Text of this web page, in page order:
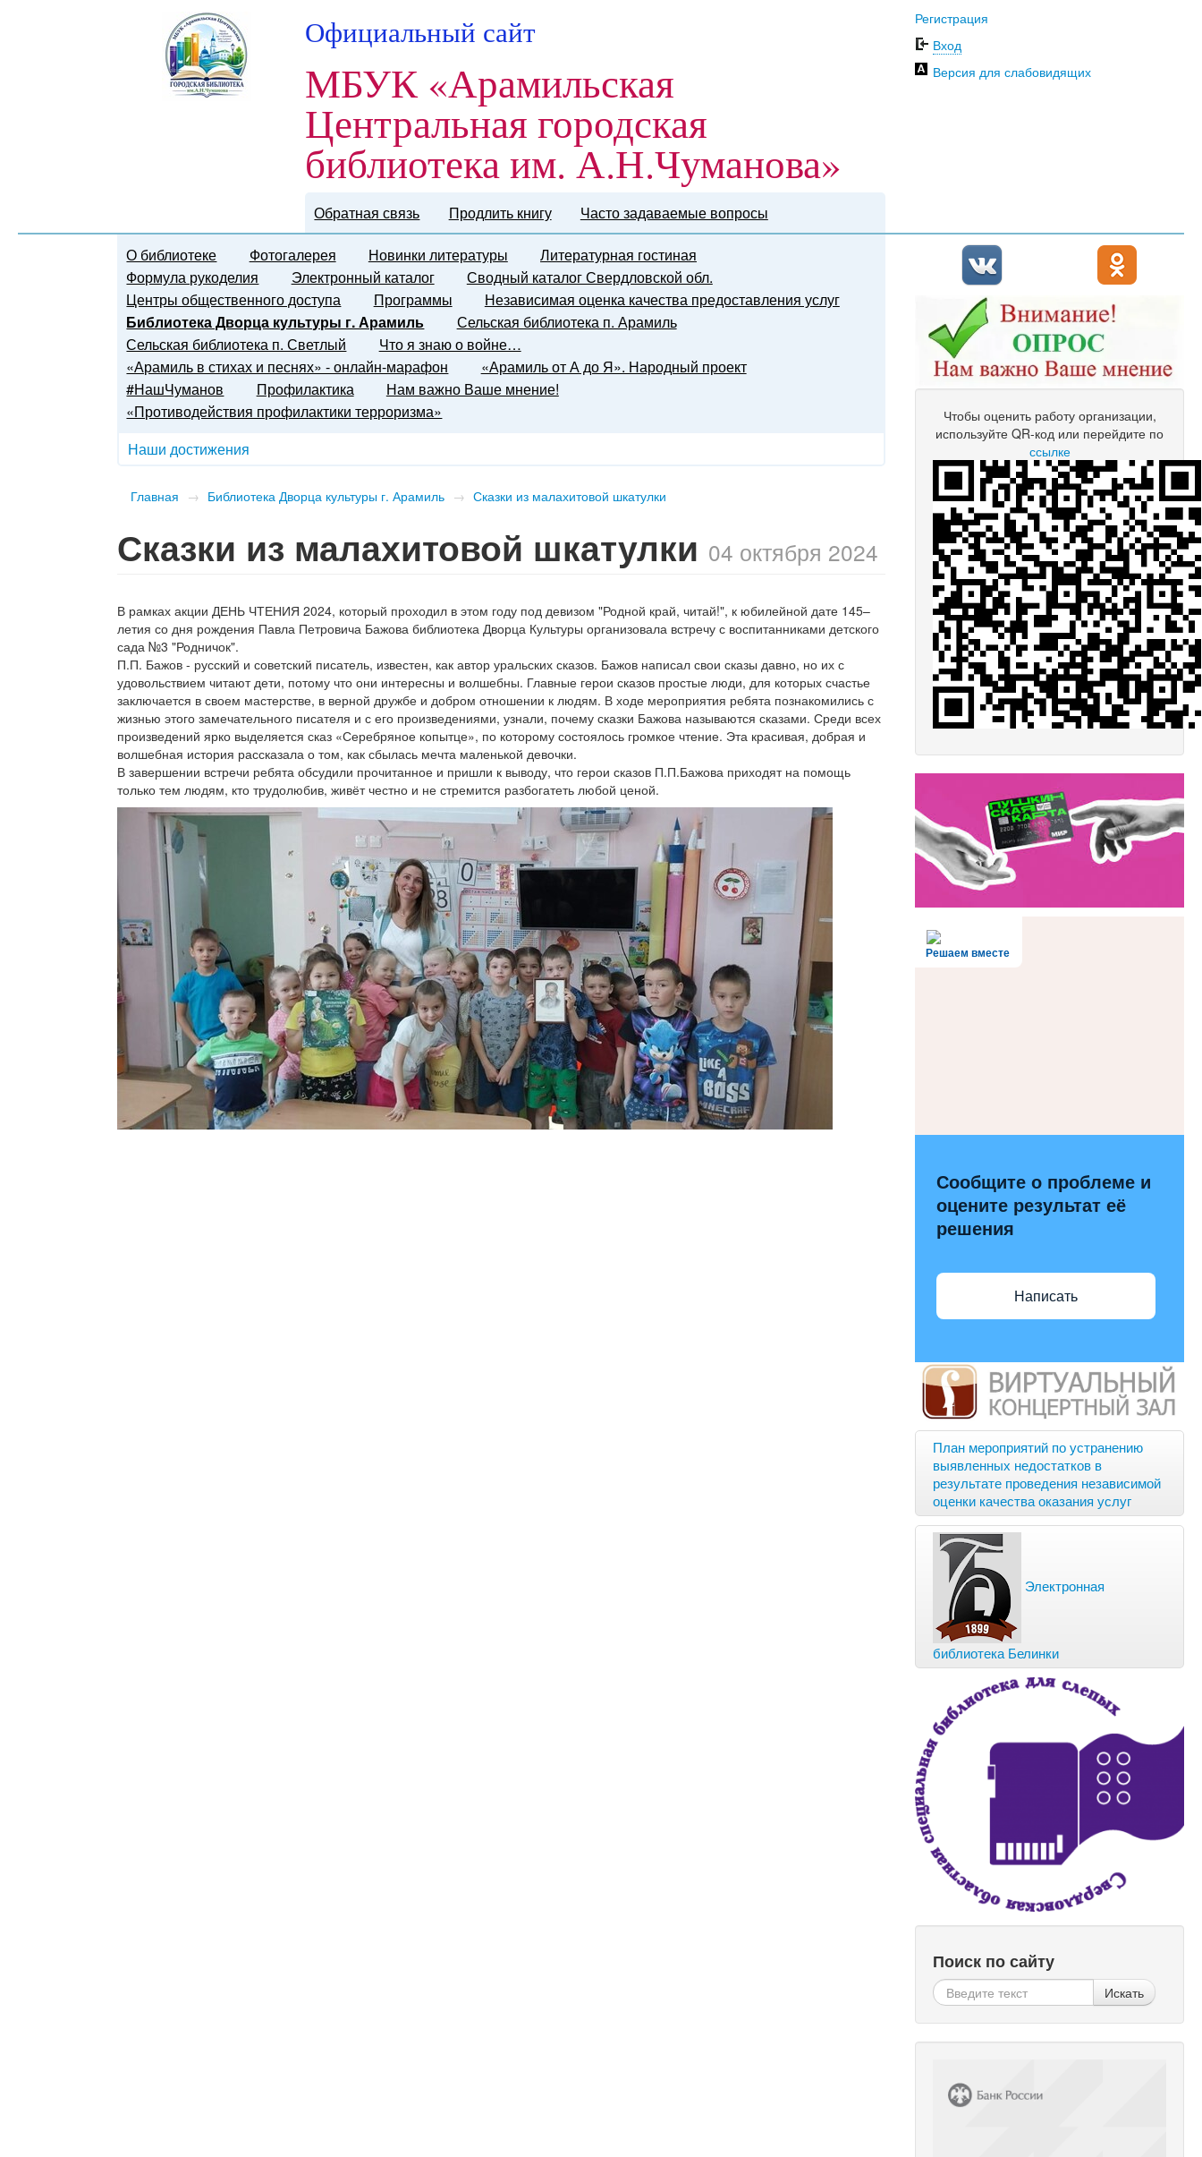
Официальный сайт
МБУК «Арамильская
Центральная городская
библиотека им. А.Н.Чуманова»
Обратная связь Продлить книгу Часто задаваемые вопросы
Регистрация
Вход
Версия для слабовидящих
О библиотеке Фотогалерея Новинки литературы
Литературная гостиная
Формула рукоделия
Электронный каталог
Сводный каталог Свердловской обл.
Центры общественного доступа
Программы
Независимая оценка качества предоставления услуг
Библиотека Дворца культуры г. Арамиль
Сельская библиотека п. Арамиль
Сельская библиотека п. Светлый
Что я знаю о войне…
«Арамиль в стихах и песнях» - онлайн-марафон
«Арамиль от А до Я». Народный проект
#НашЧуманов
Профилактика
Нам важно Ваше мнение!
«Противодействия профилактики терроризма»
Наши достижения
Главная → Библиотека Дворца культуры г. Арамиль → Сказки из малахитовой шкатулки
Сказки из малахитовой шкатулки 04 октября 2024
В рамках акции ДЕНЬ ЧТЕНИЯ 2024, который проходил в этом году под девизом "Родной край, читай!", к юбилейной дате 145–
летия со дня рождения Павла Петровича Бажова библиотека Дворца Культуры организовала встречу с воспитанниками детского
сада №3 "Родничок".
П.П. Бажов - русский и советский писатель, известен, как автор уральских сказов. Бажов написал свои сказы давно, но их с
удовольствием читают дети, потому что они интересны и волшебны. Главные герои сказов простые люди, для которых счастье
заключается в своем мастерстве, в верной дружбе и добром отношении к людям. В ходе мероприятия ребята познакомились с
жизнью этого замечательного писателя и с его произведениями, узнали, почему сказки Бажова называются сказами. Среди всех
произведений ярко выделяется сказ «Серебряное копытце», по которому состоялось громкое чтение. Эта красивая, добрая и
волшебная история рассказала о том, как сбылась мечта маленькой девочки.
В завершении встречи ребята обсудили прочитанное и пришли к выводу, что герои сказов П.П.Бажова приходят на помощь
только тем людям, кто трудолюбив, живёт честно и не стремится разбогатеть любой ценой.
Чтобы оценить работу организации,
используйте QR-код или перейдите по
ссылке
Решаем вместе
Сообщите о проблеме и
оцените результат её
решения
Написать
План мероприятий по устранению
выявленных недостатков в
результате проведения независимой
оценки качества оказания услуг
Электронная
библиотека Белинки
Поиск по сайту
Искать